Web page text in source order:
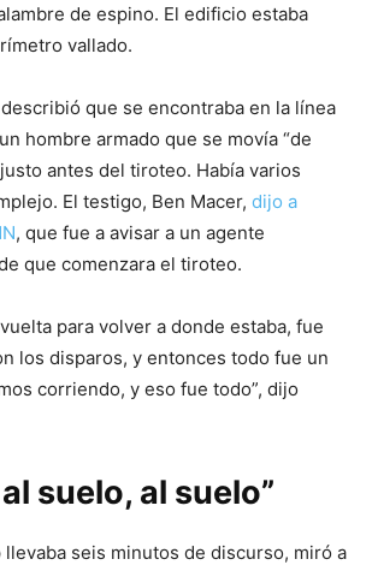
de espino. El edificio estaba
vallado.
que se encontraba en la línea
hombre armado que se movía “de
antes del tiroteo. Había varios
El testigo, Ben Macer, dijo a
, que fue a avisar a un agente
que comenzara el tiroteo.
para volver a donde estaba, fue
los disparos, y entonces todo fue un
corriendo, y eso fue todo”, dijo
suelo, al suelo”
llevaba seis minutos de discurso, miró a